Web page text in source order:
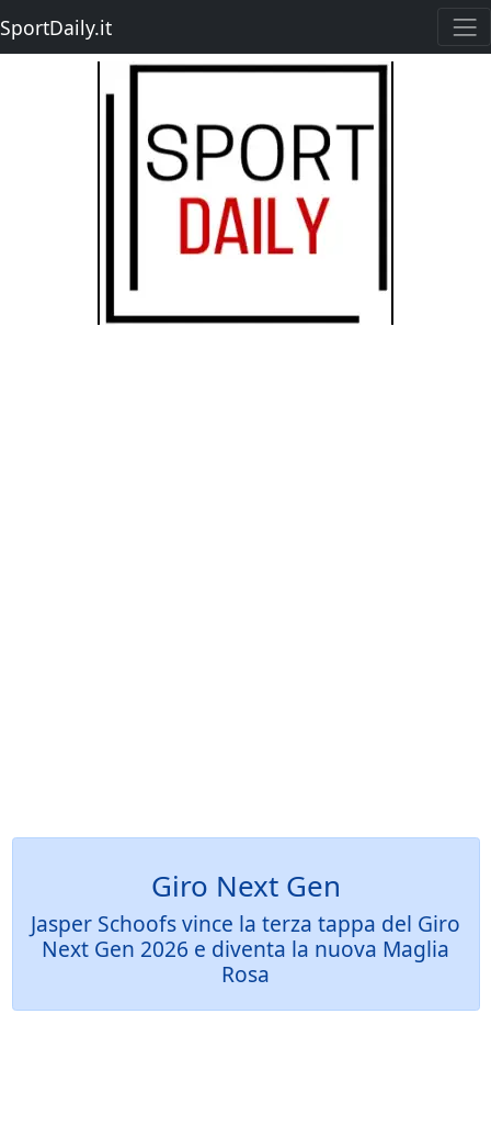
SportDaily.it
Giro Next Gen
Jasper Schoofs vince la terza tappa del Giro
Next Gen 2026 e diventa la nuova Maglia
Rosa